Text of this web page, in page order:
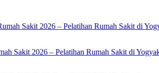
Sakit 2026 – Pelatihan Rumah Sakit di